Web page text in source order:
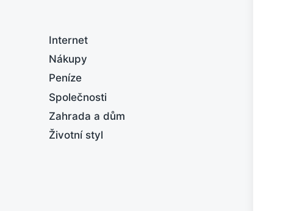
Internet
Nákupy
Peníze
Společnosti
Zahrada a dům
Životní styl